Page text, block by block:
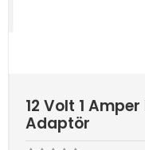
12 Volt 1
Adaptör